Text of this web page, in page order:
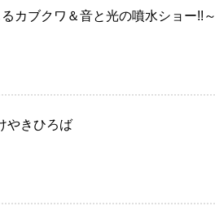
カブクワ＆音と光の噴水ショー!!～
やきひろば